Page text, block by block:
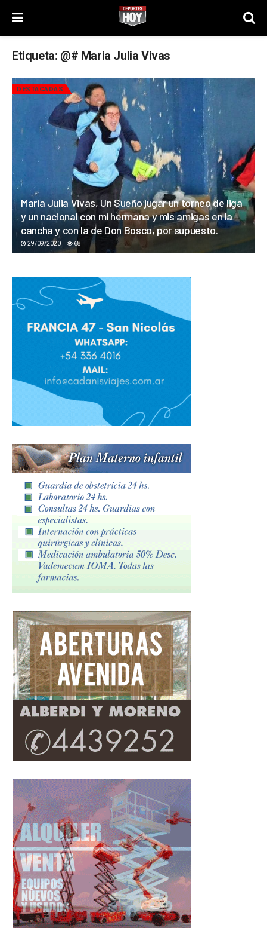
Etiqueta: @# Maria Julia Vivas
DESTACADAS
Maria Julia Vivas, Un Sueño jugar un torneo de liga
y un nacional con mi hermana y mis amigas en la
cancha y con la de Don Bosco, por supuesto.
29/09/2020 68